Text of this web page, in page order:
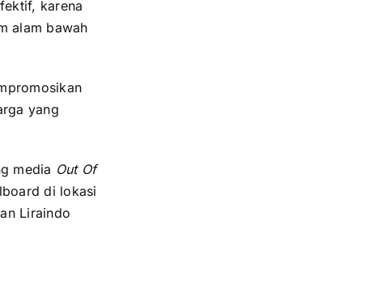
karena
alam bawah
yang
media Out Of
di lokasi
Liraindo